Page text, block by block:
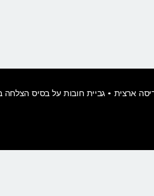
ארצית • גביית חובות על בסיס הצלחה